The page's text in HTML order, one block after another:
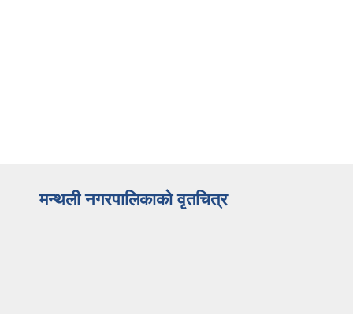
मन्थली नगरपालिकाको वृतचित्र